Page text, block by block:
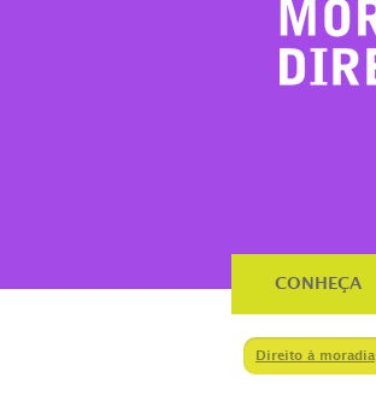
CONHEÇA
Direito à moradia